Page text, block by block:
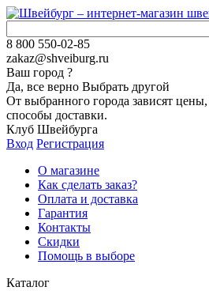
8 800 550-02-85
zakaz@shveiburg.ru
Ваш город ?
Да, все верно Выбрать другой
От выбранного города зависят
способы доставки.
Клуб Швейбурга
Вход Регистрация
О магазине
Как сделать заказ?
Оплата и доставка
Гарантия
Контакты
Скидки
Помощь в выборе
Каталог